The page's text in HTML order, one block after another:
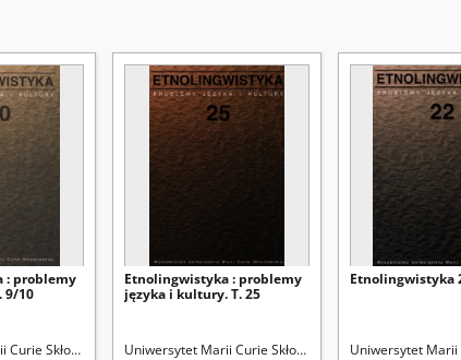
Bartmiński, Jerzy (1939-). Red. Międzynarodowy Komitet
: problemy
9/10
Skłodowskiej (Lublin). Wydział Humanistyczny Bartmiński, Jerzy
Etnolingwistyka : problemy
języka i kultury. T. 25
Uniwersytet Marii Curie Skłodowskiej (Lublin). Wydział
Etnolingwistyka
Uniwersytet Marii